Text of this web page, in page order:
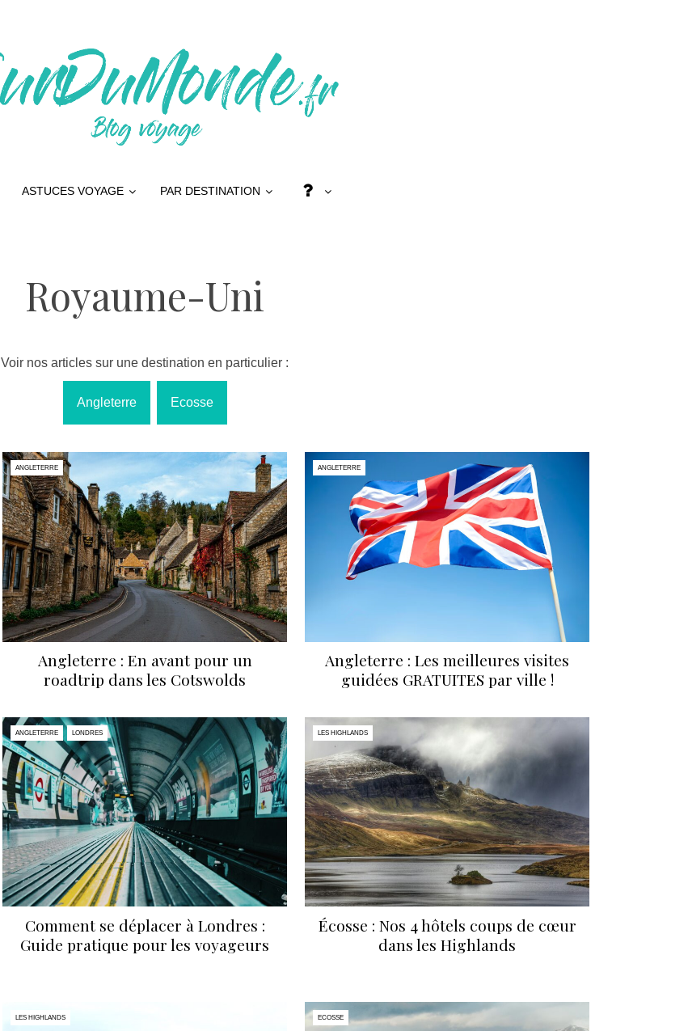
ASTUCES VOYAGE PAR DESTINATION
Royaume-Uni
Voir nos articles sur une destination en particulier :
Angleterre Ecosse
ANGLETERRE
Angleterre : En avant pour un
roadtrip dans les Cotswolds
ANGLETERRE
Angleterre : Les meilleures visites
guidées GRATUITES par ville !
ANGLETERRE LONDRES
Comment se déplacer à Londres :
Guide pratique pour les voyageurs
LES HIGHLANDS
Écosse : Nos 4 hôtels coups de cœur
dans les Highlands
LES HIGHLANDS ECOSSE